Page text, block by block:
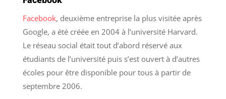
Facebook, deuxième entreprise la plus visitée après
Google, a été créée en 2004 à l’université Harvard.
Le réseau social était tout d’abord réservé aux
étudiants de l’université puis s’est ouvert à d’autres
écoles pour être disponible pour tous à partir de
septembre 2006.